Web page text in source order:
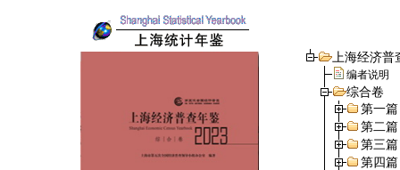
上海经济普
编者说明
综合卷
第一
第二
第三
第四